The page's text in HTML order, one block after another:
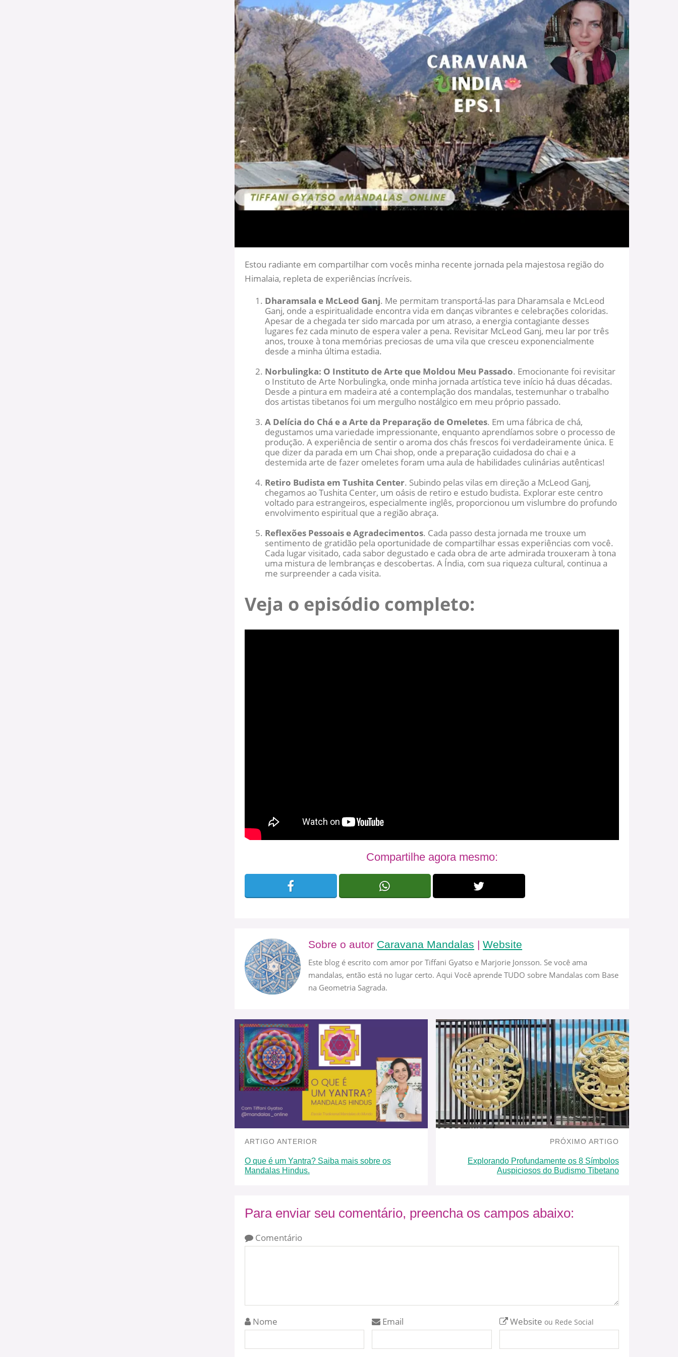
Estou radiante em compartilhar com vocês minha recente jornada pela majestosa região do
Himalaia, repleta de experiências íncríveis.
Dharamsala e McLeod Ganj. Me permitam transportá-las para Dharamsala e McLeod
Ganj, onde a espiritualidade encontra vida em danças vibrantes e celebrações coloridas.
Apesar de a chegada ter sido marcada por um atraso, a energia contagiante desses
lugares fez cada minuto de espera valer a pena. Revisitar McLeod Ganj, meu lar por três
anos, trouxe à tona memórias preciosas de uma vila que cresceu exponencialmente
desde a minha última estadia.
Norbulingka: O Instituto de Arte que Moldou Meu Passado. Emocionante foi revisitar
o Instituto de Arte Norbulingka, onde minha jornada artística teve início há duas décadas.
Desde a pintura em madeira até a contemplação dos mandalas, testemunhar o trabalho
dos artistas tibetanos foi um mergulho nostálgico em meu próprio passado.
A Delícia do Chá e a Arte da Preparação de Omeletes. Em uma fábrica de chá,
degustamos uma variedade impressionante, enquanto aprendíamos sobre o processo de
produção. A experiência de sentir o aroma dos chás frescos foi verdadeiramente única. E
que dizer da parada em um Chai shop, onde a preparação cuidadosa do chai e a
destemida arte de fazer omeletes foram uma aula de habilidades culinárias autênticas!
Retiro Budista em Tushita Center. Subindo pelas vilas em direção a McLeod Ganj,
chegamos ao Tushita Center, um oásis de retiro e estudo budista. Explorar este centro
voltado para estrangeiros, especialmente inglês, proporcionou um vislumbre do profundo
envolvimento espiritual que a região abraça.
Reflexões Pessoais e Agradecimentos. Cada passo desta jornada me trouxe um
sentimento de gratidão pela oportunidade de compartilhar essas experiências com você.
Cada lugar visitado, cada sabor degustado e cada obra de arte admirada trouxeram à tona
uma mistura de lembranças e descobertas. A Índia, com sua riqueza cultural, continua a
me surpreender a cada visita.
Veja o episódio completo:
Compartilhe agora mesmo:
Sobre o autor Caravana Mandalas |Website
Este blog é escrito com amor por Tiffani Gyatso e Marjorie Jonsson. Se você ama
mandalas, então está no lugar certo. Aqui Você aprende TUDO sobre Mandalas com Base
na Geometria Sagrada.
ARTIGO ANTERIOR
O que é um Yantra? Saiba mais sobre os
Mandalas Hindus.
PRÓXIMO ARTIGO
Explorando Profundamente os 8 Símbolos
Auspiciosos do Budismo Tibetano
Para enviar seu comentário, preencha os campos abaixo:
Comentário
Nome Email Website ou Rede Social